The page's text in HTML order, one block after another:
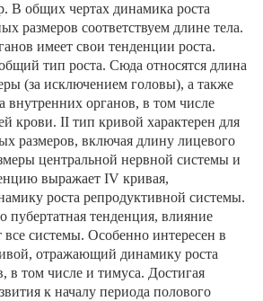
В общих чертах дина­мика роста
размеров соответст­вуем длине тела.
имеет свои тенденции роста.
тип роста. Сюда относятся длина
(за исключением головы), а также
внутренних органов, в том числе
крови. II тип кривой характерен для
размеров, включая длину лицевого
центральной нервной системы и
выражает IV кривая,
роста репродуктивной системы.
пубертатная тенденция, влияние
системы. Особенно интересен в
отражающий динамику роста
в том числе и тимуса. Достигая
к началу периода полового